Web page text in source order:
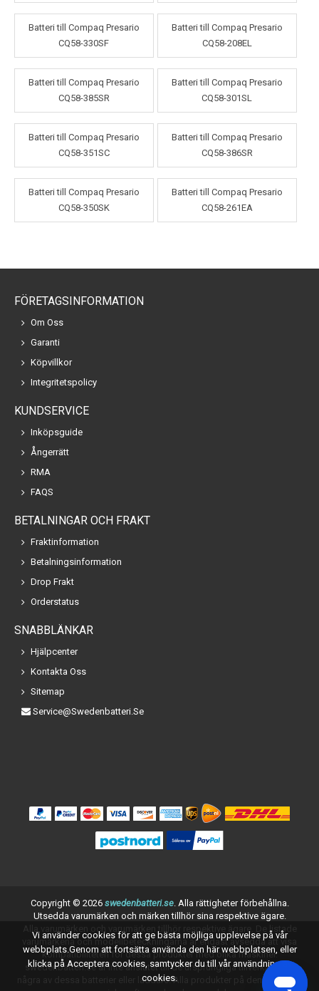
Batteri till Compaq Presario
CQ58-330SF
Batteri till Compaq Presario
CQ58-208EL
Batteri till Compaq Presario
CQ58-385SR
Batteri till Compaq Presario
CQ58-301SL
Batteri till Compaq Presario
CQ58-351SC
Batteri till Compaq Presario
CQ58-386SR
Batteri till Compaq Presario
CQ58-350SK
Batteri till Compaq Presario
CQ58-261EA
FÖRETAGSINFORMATION
Om Oss
Garanti
Köpvillkor
Integritetspolicy
KUNDSERVICE
Inköpsguide
Ångerrätt
RMA
FAQS
BETALNINGAR OCH FRAKT
Fraktinformation
Betalningsinformation
Drop Frakt
Orderstatus
SNABBLÄNKAR
Hjälpcenter
Kontakta Oss
Sitemap
Service@swedenbatteri.se
Copyright © 2026 swedenbatteri.se. Alla rättigheter förbehållna.
Utsedda varumärken och märken tillhör sina respektive ägare.
Alla varumärken och varumärken tillhör respektive ägare. De listade
varumärkena och modellbeteckningarna är endast avsedda att visa
kompatibiliteten för dessa produkter med olika maskiner.
swedenbatteri.se är inte anslutet till de ursprungliga tillverkarna av
några av dessa batterier eller laddare. Alla produkter på denna sida är
Vi använder cookies för att ge bästa möjliga upplevelse på vår
webbplats.Genom att fortsätta använda den här webbplatsen, eller
klicka på Acceptera cookies, samtycker du till vår användning av
cookies.